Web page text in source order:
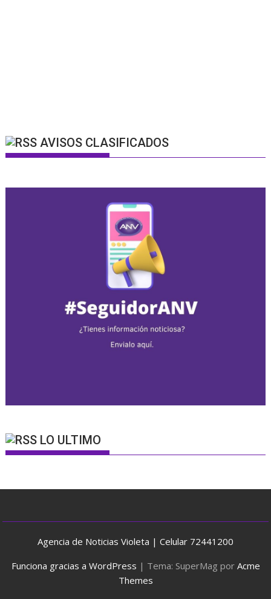
AVISOS CLASIFICADOS
LO ULTIMO
Agencia de Noticias Violeta | Celular 72441200
Funciona gracias a WordPress | Tema: SuperMag por Acme
Themes